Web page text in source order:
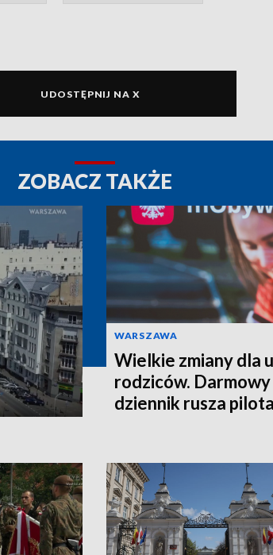
UDOSTĘPNIJ NA X
ZOBACZ TAKŻE
WARSZAWA
Wielkie zmiany dla
rodziców.
dziennik rusza